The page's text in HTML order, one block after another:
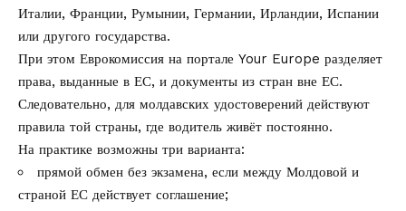
Италии, Франции, Румынии, Германии, Ирландии, Испании
или другого государства.
При этом Еврокомиссия на портале Your Europe разделяет
права, выданные в ЕС, и документы из стран вне ЕС.
Следовательно, для молдавских удостоверений действуют
правила той страны, где водитель живёт постоянно.
На практике возможны три варианта:
прямой обмен без экзамена, если между Молдовой и
страной ЕС действует соглашение;